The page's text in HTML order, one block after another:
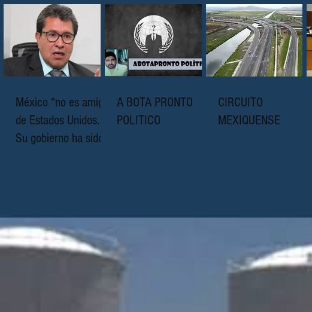
México “no es amigo
de Estados Unidos.
Su gobierno ha sido
A BOTA PRONTO
POLITICO
CIRCUITO
MEXIQUENSE